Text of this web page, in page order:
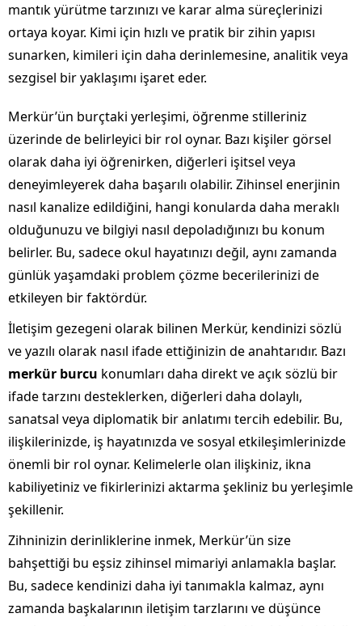
mantık yürütme tarzınızı ve karar alma süreçlerinizi
ortaya koyar. Kimi için hızlı ve pratik bir zihin yapısı
sunarken, kimileri için daha derinlemesine, analitik veya
sezgisel bir yaklaşımı işaret eder.
Merkür’ün burçtaki yerleşimi, öğrenme stilleriniz
üzerinde de belirleyici bir rol oynar. Bazı kişiler görsel
olarak daha iyi öğrenirken, diğerleri işitsel veya
deneyimleyerek daha başarılı olabilir. Zihinsel enerjinin
nasıl kanalize edildiğini, hangi konularda daha meraklı
olduğunuzu ve bilgiyi nasıl depoladığınızı bu konum
belirler. Bu, sadece okul hayatınızı değil, aynı zamanda
günlük yaşamdaki problem çözme becerilerinizi de
etkileyen bir faktördür.
İletişim gezegeni olarak bilinen Merkür, kendinizi sözlü
ve yazılı olarak nasıl ifade ettiğinizin de anahtarıdır. Bazı
merkür burcu konumları daha direkt ve açık sözlü bir
ifade tarzını desteklerken, diğerleri daha dolaylı,
sanatsal veya diplomatik bir anlatımı tercih edebilir. Bu,
ilişkilerinizde, iş hayatınızda ve sosyal etkileşimlerinizde
önemli bir rol oynar. Kelimelerle olan ilişkiniz, ikna
kabiliyetiniz ve fikirlerinizi aktarma şekliniz bu yerleşimle
şekillenir.
Zihninizin derinliklerine inmek, Merkür’ün size
bahşettiği bu eşsiz zihinsel mimariyi anlamakla başlar.
Bu, sadece kendinizi daha iyi tanımakla kalmaz, aynı
zamanda başkalarının iletişim tarzlarını ve düşünce